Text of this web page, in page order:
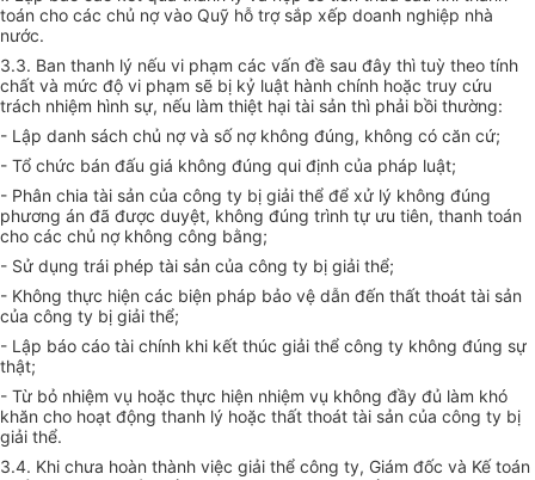
toán cho các chủ nợ vào Quỹ hỗ trợ sắp xếp doanh nghiệp nhà
nước.
3.3. Ban thanh lý nếu vi phạm các vấn đề sau đây thì tuỳ theo tính
chất và mức độ vi phạm sẽ bị kỷ luật hành chính hoặc truy cứu
trách nhiệm hình sự, nếu làm thiệt hại tài sản thì phải bồi thường:
- Lập danh sách chủ nợ và số nợ không đúng, không có căn cứ;
- Tổ chức bán đấu giá không đúng qui định của pháp luật;
- Phân chia tài sản của công ty bị giải thể để xử lý không đúng
phương án đã được duyệt, không đúng trình tự ưu tiên, thanh toán
cho các chủ nợ không công bằng;
- Sử dụng trái phép tài sản của công ty bị giải thể;
- Không thực hiện các biện pháp bảo vệ dẫn đến thất thoát tài sản
của công ty bị giải thể;
- Lập báo cáo tài chính khi kết thúc giải thể công ty không đúng sự
thật;
- Từ bỏ nhiệm vụ hoặc thực hiện nhiệm vụ không đầy đủ làm khó
khăn cho hoạt động thanh lý hoặc thất thoát tài sản của công ty bị
giải thể.
3.4. Khi chưa hoàn thành việc giải thể công ty, Giám đốc và Kế toán